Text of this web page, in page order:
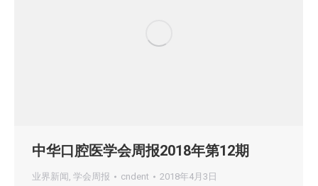
中华口腔医学会周报2018年第12期
业界新闻 , 学会周报 cndent 2018年4月3日